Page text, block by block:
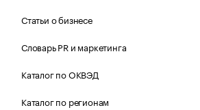
Статьи о бизнесе
Словарь PR и маркетинга
Каталог по ОКВЭД
Каталог по регионам